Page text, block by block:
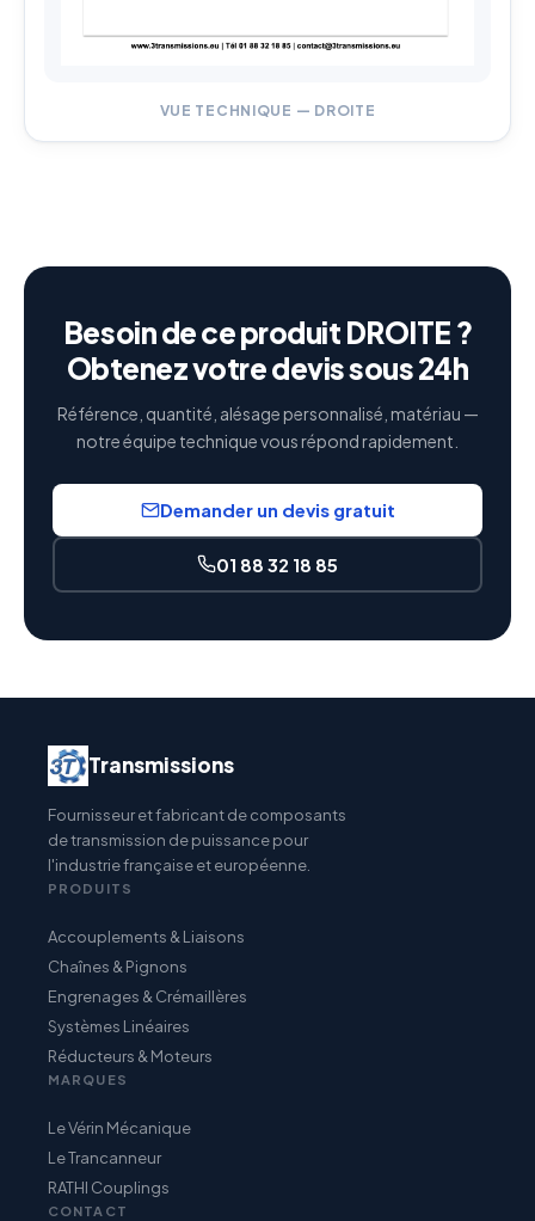
VUE TECHNIQUE — DROITE
Besoin de ce produit DROITE ?
Obtenez votre devis sous 24h
Référence, quantité, alésage personnalisé, matériau —
notre équipe technique vous répond rapidement.
Demander un devis gratuit
01 88 32 18 85
Transmissions
Fournisseur et fabricant de composants
de transmission de puissance pour
l'industrie française et européenne.
PRODUITS
Accouplements & Liaisons
Chaînes & Pignons
Engrenages & Crémaillères
Systèmes Linéaires
Réducteurs & Moteurs
MARQUES
Le Vérin Mécanique
Le Trancanneur
RATHI Couplings
CONTACT